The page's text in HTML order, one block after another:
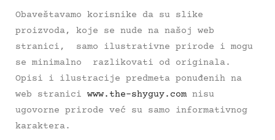
Obaveštavamo korisnike da su slike
proizvoda, koje se nude na našoj web
stranici, samo ilustrativne prirode i mogu
se minimalno razlikovati od originala.
Opisi i ilustracije predmeta ponuđenih na
web stranici www.the-shyguy.comnisu
ugovorne prirode već su samo informativnog
karaktera.